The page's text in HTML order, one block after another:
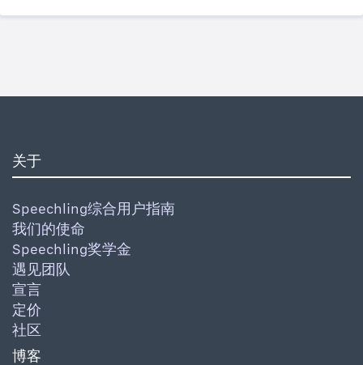
关于
Speechling综合用户指南
我们的使命
Speechling奖学金
遇见团队
宣言
定价
社区
博客